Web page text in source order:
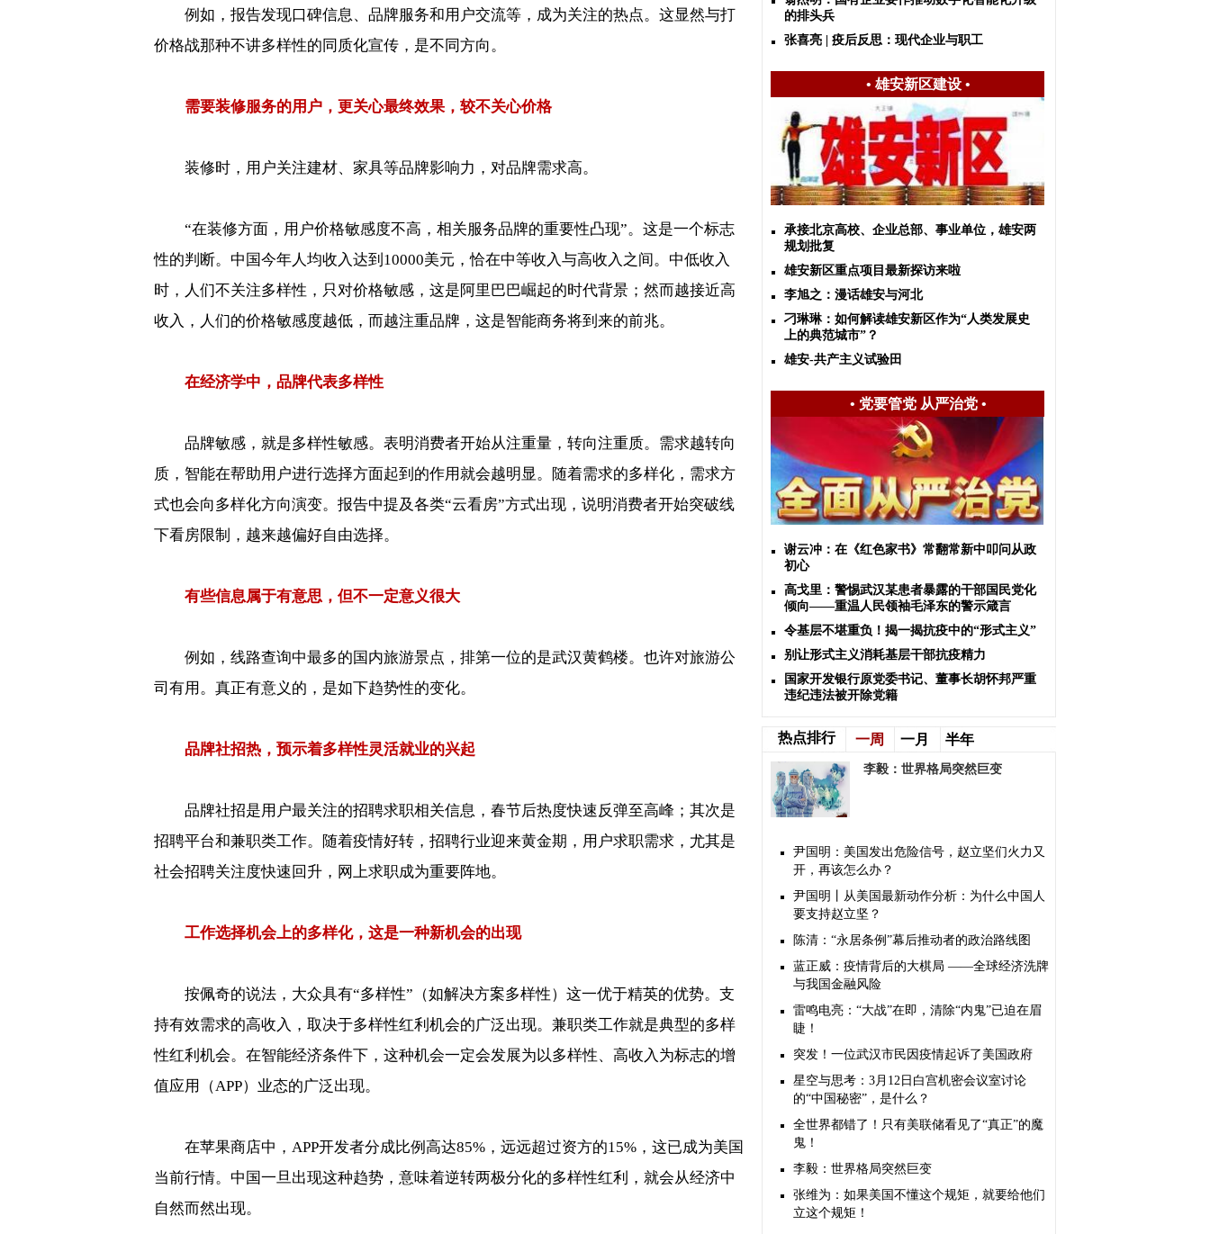
例如，报告发现口碑信息、品牌服务和用户交流等，成为关注的热点。这显然与打
价格战那种不讲多样性的同质化宣传，是不同方向。
需要装修服务的用户，更关心最终效果，较不关心价格
装修时，用户关注建材、家具等品牌影响力，对品牌需求高。
“在装修方面，用户价格敏感度不高，相关服务品牌的重要性凸现”。这是一个标志
性的判断。中国今年人均收入达到 10000美元，恰在中等收入与高收入之间。中低收入
时，人们不关注多样性，只对价格敏感，这是阿里巴巴崛起的时代背景；然而越接近高
收入，人们的价格敏感度越低，而越注重品牌，这是智能商务将到来的前兆。
在经济学中，品牌代表多样性
品牌敏感，就是多样性敏感。表明消费者开始从注重量，转向注重质。需求越转向
质，智能在帮助用户进行选择方面起到的作用就会越明显。随着需求的多样化，需求方
式也会向多样化方向演变。报告中提及各类“云看房”方式出现，说明消费者开始突破线
下看房限制，越来越偏好自由选择。
有些信息属于有意思，但不一定意义很大
例如，线路查询中最多的国内旅游景点，排第一位的是武汉黄鹤楼。也许对旅游公
司有用。真正有意义的，是如下趋势性的变化。
品牌社招热，预示着多样性灵活就业的兴起
品牌社招是用户最关注的招聘求职相关信息，春节后热度快速反弹至高峰；其次是
招聘平台和兼职类工作。随着疫情好转，招聘行业迎来黄金期，用户求职需求，尤其是
社会招聘关注度快速回升，网上求职成为重要阵地。
工作选择机会上的多样化，这是一种新机会的出现
按佩奇的说法，大众具有“多样性”（如解决方案多样性）这一优于精英的优势。支
持有效需求的高收入，取决于多样性红利机会的广泛出现。兼职类工作就是典型的多样
性红利机会。在智能经济条件下，这种机会一定会发展为以多样性、高收入为标志的增
值应用（APP）业态的广泛出现。
在苹果商店中， APP开发者分成比例高达85% ，远远超过资方的15% ，这已成为美国
当前行情。中国一旦出现这种趋势，意味着逆转两极分化的多样性红利，就会从经济中
自然而然出现。
的排头兵
张喜亮 | 疫后反思：现代企业与职工
• 雄安新区建设•
承接北京高校、企业总部、事业单位，雄安两
规划批复
雄安新区重点项目最新探访来啦
李旭之：漫话雄安与河北
刁琳琳：如何解读雄安新区作为“人类发展史
上的典范城市”？
雄安-共产主义试验田
• 党要管党 从严治党•
谢云冲：在《红色家书》常翻常新中叩问从政
初心
高戈里：警惕武汉某患者暴露的干部国民党化
倾向——重温人民领袖毛泽东的警示箴言
令基层不堪重负！揭一揭抗疫中的“形式主义”
别让形式主义消耗基层干部抗疫精力
国家开发银行原党委书记、董事长胡怀邦严重
违纪违法被开除党籍
热点排行 一周 一月 半年
李毅：世界格局突然巨变
尹国明：美国发出危险信号，赵立坚们火力又
开，再该怎么办？
尹国明丨从美国最新动作分析：为什么中国人
要支持赵立坚？
陈清：“永居条例”幕后推动者的政治路线图
蓝正威：疫情背后的大棋局 ——全球经济洗牌
与我国金融风险
雷鸣电亮：“大战”在即，清除“内鬼”已迫在眉
睫！
突发！一位武汉市民因疫情起诉了美国政府
星空与思考：3月12日白宫机密会议室讨论
的“中国秘密”，是什么？
全世界都错了！只有美联储看见了“真正”的魔
鬼！
李毅：世界格局突然巨变
张维为：如果美国不懂这个规矩，就要给他们
立这个规矩！